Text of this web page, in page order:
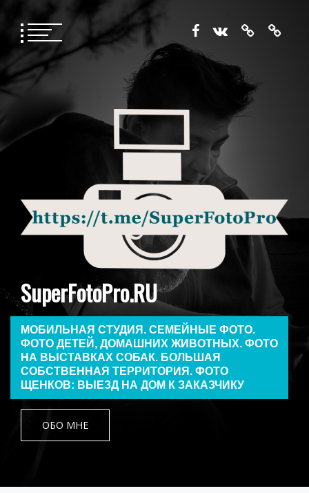
содержимому
SuperFotoPro.RU
МОБИЛЬНАЯ СТУДИЯ. СЕМЕЙНЫЕ ФОТО.
ФОТО ДЕТЕЙ, ДОМАШНИХ ЖИВОТНЫХ. ФОТО
НА ВЫСТАВКАХ СОБАК. БОЛЬШАЯ
СОБСТВЕННАЯ ТЕРРИТОРИЯ. ФОТО
ЩЕНКОВ: ВЫЕЗД НА ДОМ К ЗАКАЗЧИКУ
ОБО МНЕ